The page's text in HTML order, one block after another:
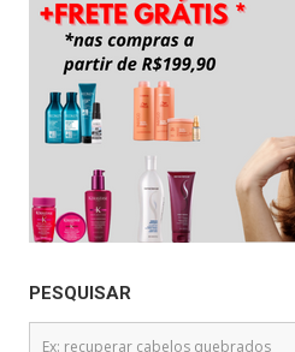
PESQUISAR